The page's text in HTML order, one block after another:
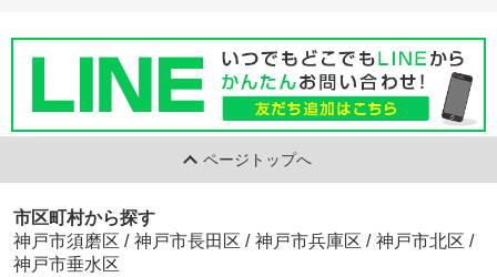
ページトップへ
市区町村から探す
神戸市須磨区 / 神戸市長田区 / 神戸市兵庫区 / 神戸市北区 /
神戸市垂水区